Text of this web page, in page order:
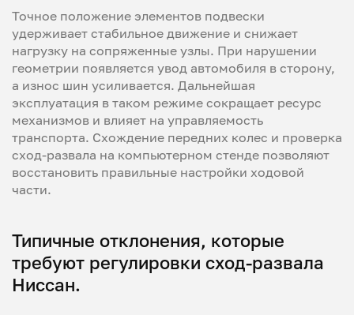
Точное положение элементов подвески
удерживает стабильное движение и снижает
нагрузку на сопряженные узлы. При нарушении
геометрии появляется увод автомобиля в сторону,
а износ шин усиливается. Дальнейшая
эксплуатация в таком режиме сокращает ресурс
механизмов и влияет на управляемость
транспорта. Схождение передних колес и проверка
сход-развала на компьютерном стенде позволяют
восстановить правильные настройки ходовой
части.
Типичные отклонения, которые
требуют регулировки сход-развала
Ниссан.